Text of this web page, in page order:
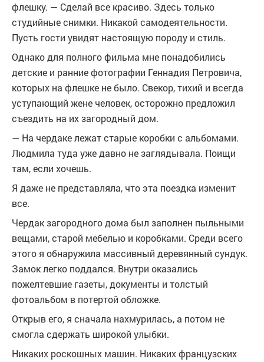
флешку. — Сделай все красиво. Здесь только
студийные снимки. Никакой самодеятельности.
Пусть гости увидят настоящую породу и стиль.
Однако для полного фильма мне понадобились
детские и ранние фотографии Геннадия Петровича,
которых на флешке не было. Свекор, тихий и всегда
уступающий жене человек, осторожно предложил
съездить на их загородный дом.
— На чердаке лежат старые коробки с альбомами.
Людмила туда уже давно не заглядывала. Поищи
там, если хочешь.
Я даже не представляла, что эта поездка изменит
все.
Чердак загородного дома был заполнен пыльными
вещами, старой мебелью и коробками. Среди всего
этого я обнаружила массивный деревянный сундук.
Замок легко поддался. Внутри оказались
пожелтевшие газеты, документы и толстый
фотоальбом в потертой обложке.
Открыв его, я сначала нахмурилась, а потом не
смогла сдержать широкой улыбки.
Никаких роскошных машин. Никаких французских